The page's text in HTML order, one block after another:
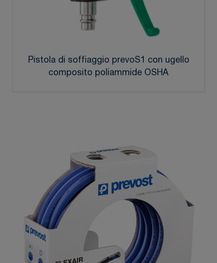
Pistola di soffiaggio prevoS1 con ugello
composito poliammide OSHA